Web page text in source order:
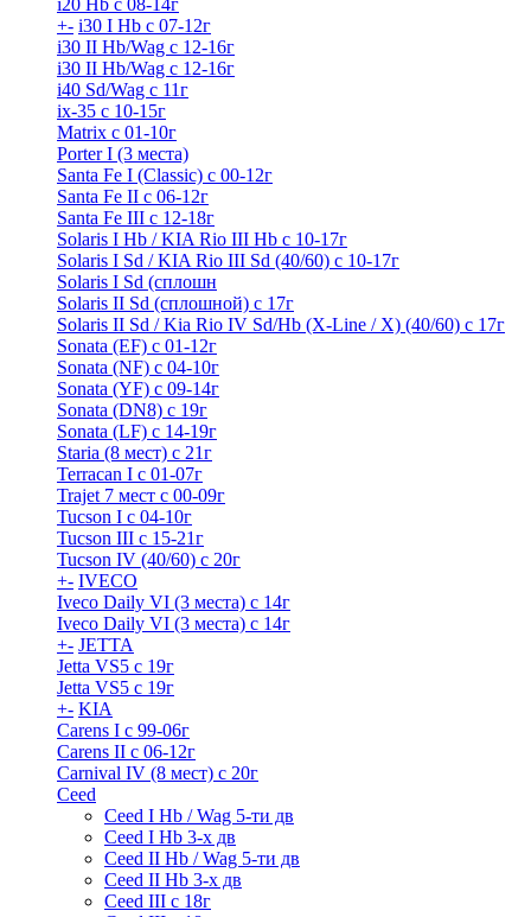
i20 Hb с 08-14г
+- i30 I Hb с 07-12г
i30 II Hb/Wag с 12-16г
i30 II Hb/Wag с 12-16г
i40 Sd/Wag с 11г
ix-35 с 10-15г
Matrix с 01-10г
Porter I (3 места)
Santa Fe I (Classic) с 00-12г
Santa Fe II с 06-12г
Santa Fe III c 12-18г
Solaris I Hb / KIA Rio III Hb с 10-17г
Solaris I Sd / KIA Rio III Sd (40/60) с 10-17г
Solaris I Sd (сплошн
Solaris II Sd (сплошной) с 17г
Solaris II Sd / Kia Rio IV Sd/Hb (X-Line / X) (40/60) с 17г
Sonata (EF) с 01-12г
Sonata (NF) с 04-10г
Sonata (YF) с 09-14г
Sonata (DN8) с 19г
Sonata (LF) с 14-19г
Staria (8 мест) c 21г
Terracan I c 01-07г
Trajet 7 мест с 00-09г
Tucson I c 04-10г
Tucson III с 15-21г
Tucson IV (40/60) с 20г
+- IVECO
Iveco Daily VI (3 места) с 14г
Iveco Daily VI (3 места) с 14г
+- JETTA
Jetta VS5 с 19г
Jetta VS5 с 19г
+- KIA
Carens I c 99-06г
Carens II c 06-12г
Carnival IV (8 мест) с 20г
Ceed
Ceed I Hb / Wag 5-ти дв
Ceed I Hb 3-х дв
Ceed II Hb / Wag 5-ти дв
Ceed II Hb 3-х дв
Ceed III с 18г